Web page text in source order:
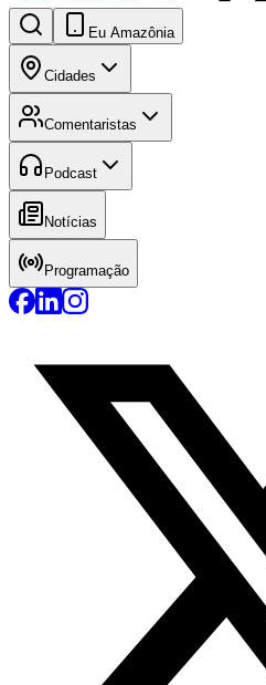
Eu Amazônia
Cidades
Comentaristas
Podcast
Notícias
Programação